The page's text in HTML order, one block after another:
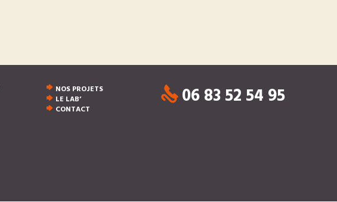
NOS PROJETS
LE LAB’
CONTACT
06 83 52 54 95